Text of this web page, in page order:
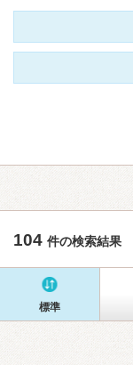
104 件の検索結果
標準